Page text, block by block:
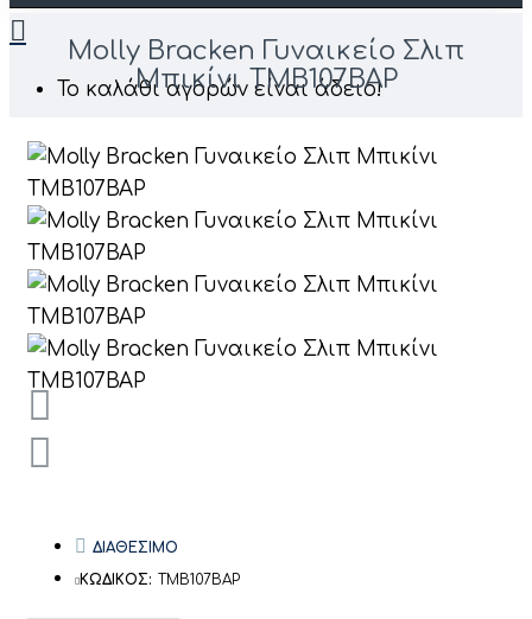
Το καλάθι αγορών είναι άδειο!
Molly Bracken Γυναικείο Σλιπ
Μπικίνι TMB107BAP
ΔΙΑΘΕΣΙΜΟ
ΚΩΔΙΚΟΣ:
TMB107BAP